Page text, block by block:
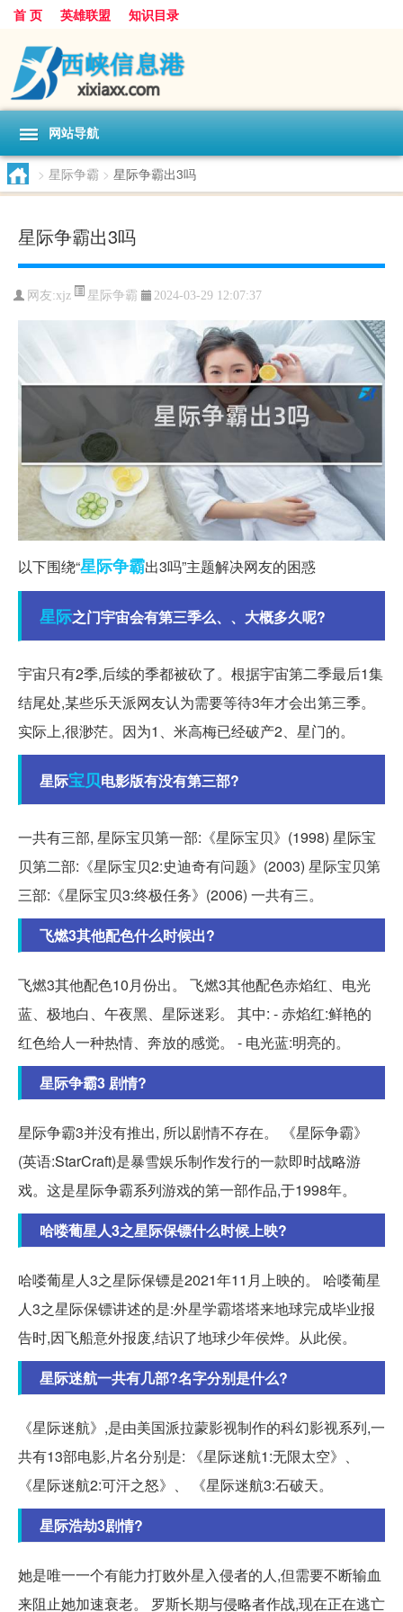
首 页 英雄联盟 知识目录
网站导航
> 星际争霸 > 星际争霸出3吗
星际争霸出3吗
网友:xjz 星际争霸 2024-03-29 12:07:37
以下围绕“星际争霸出3吗”主题解决网友的困惑
星际之门宇宙会有第三季么、、大概多久呢?
宇宙只有2季,后续的季都被砍了。根据宇宙第二季最后1集
结尾处,某些乐天派网友认为需要等待3年才会出第三季。
实际上,很渺茫。因为1、米高梅已经破产2、星门的。
星际宝贝电影版有没有第三部?
一共有三部, 星际宝贝第一部:《星际宝贝》(1998) 星际宝
贝第二部:《星际宝贝2:史迪奇有问题》(2003) 星际宝贝第
三部:《星际宝贝3:终极任务》(2006) 一共有三。
飞燃3其他配色什么时候出?
飞燃3其他配色10月份出。 飞燃3其他配色赤焰红、电光
蓝、极地白、午夜黑、星际迷彩。 其中: - 赤焰红:鲜艳的
红色给人一种热情、奔放的感觉。 - 电光蓝:明亮的。
星际争霸3 剧情?
星际争霸3并没有推出, 所以剧情不存在。 《星际争霸》
(英语:StarCraft)是暴雪娱乐制作发行的一款即时战略游
戏。这是星际争霸系列游戏的第一部作品,于1998年。
哈喽葡星人3之星际保镖什么时候上映?
哈喽葡星人3之星际保镖是2021年11月上映的。 哈喽葡星
人3之星际保镖讲述的是:外星学霸塔塔来地球完成毕业报
告时,因飞船意外报废,结识了地球少年侯烨。从此侯。
星际迷航一共有几部?名字分别是什么?
《星际迷航》,是由美国派拉蒙影视制作的科幻影视系列,一
共有13部电影,片名分别是: 《星际迷航1:无限太空》、
《星际迷航2:可汗之怒》、 《星际迷航3:石破天。
星际浩劫3剧情?
她是唯一一个有能力打败外星入侵者的人,但需要不断输血
来阻止她加速衰老。 罗斯长期与侵略者作战,现在正在逃亡